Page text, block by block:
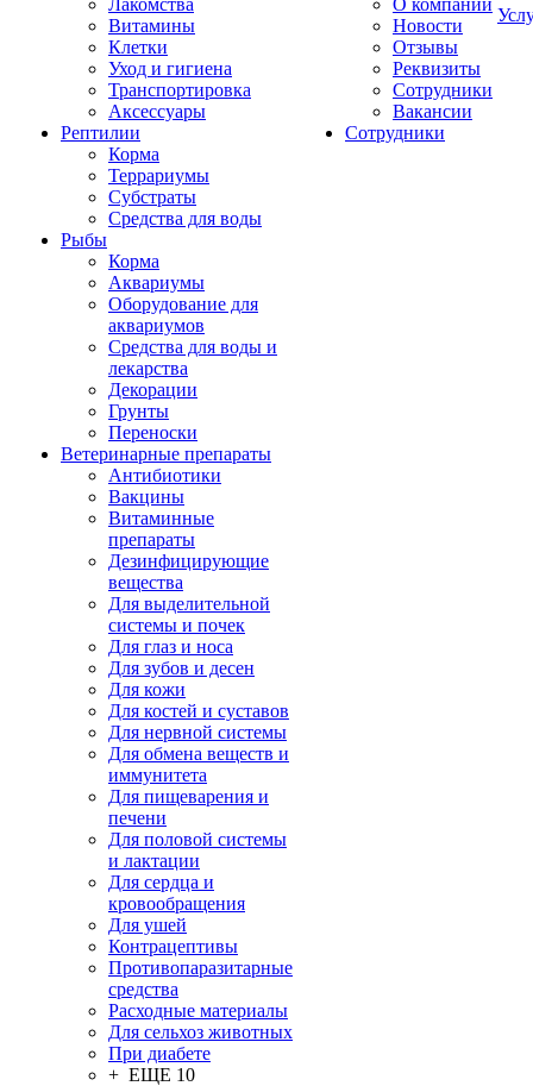
Лакомства
Витамины
Клетки
Уход и гигиена
Транспортировка
Аксессуары
Рептилии
Корма
Террариумы
Субстраты
Средства для воды
Рыбы
Корма
Аквариумы
Оборудование для
аквариумов
Средства для воды и
лекарства
Декорации
Грунты
Переноски
Ветеринарные препараты
Антибиотики
Вакцины
Витаминные
препараты
Дезинфицирующие
вещества
Для выделительной
системы и почек
Для глаз и носа
Для зубов и десен
Для кожи
Для костей и суставов
Для нервной системы
Для обмена веществ и
иммунитета
Для пищеварения и
печени
Для половой системы
и лактации
Для сердца и
кровообращения
Для ушей
Контрацептивы
Противопаразитарные
средства
Расходные материалы
Для сельхоз животных
При диабете
+ ЕЩЕ 10
О компании
Новости
Отзывы
Реквизиты
Сотрудники
Вакансии
Сотрудники